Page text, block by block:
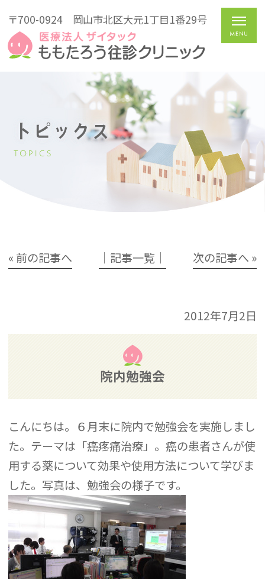
〒700-0924 岡山市北区大元1丁目1番29号
トピックス
TOPICS
« 前の記事へ │記事一覧│ 次の記事へ »
2012年7月2日
院内勉強会
こんにちは。６月末に院内で勉強会を実施しまし
た。テーマは「癌疼痛治療」。癌の患者さんが使
用する薬について効果や使用方法について学びま
した。写真は、勉強会の様子です。